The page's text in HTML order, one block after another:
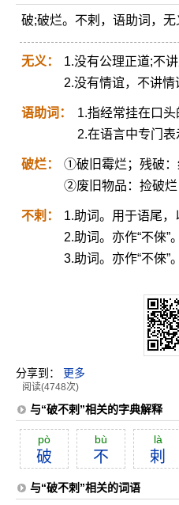
破;破烂。不剌，语助词，无
无义：
1.没有公理正道;不讲
2.没有情谊，不讲情
语助词：
1.指经常挂在口头
2.在语言中专门
破烂：
①破旧霉烂；残破：
②废旧物品：捡破烂
不剌：
1.助词。用于语尾，
2.助词。亦作“不倈”
3.助词。亦作“不倈”
分享到： 更多
阅读(4748次)
与“破不剌”相关的字典解释
pò
破
bù
不
là
剌
与“破不剌”相关的词语